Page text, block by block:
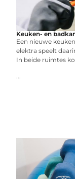
Keuken- en
Een nieuwe
elektra speelt
In beide ruimtes
...